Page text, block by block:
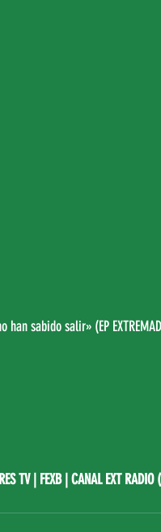
han sabido salir» (EP
TV | FEXB | CANAL EXT